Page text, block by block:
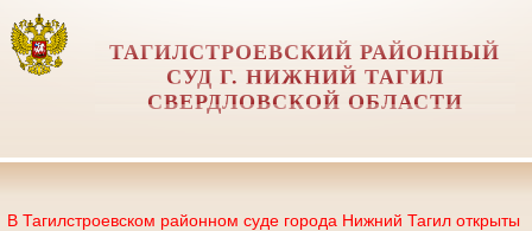
ТАГИЛСТРОЕВСКИЙ РАЙОННЫЙ
СУД Г. НИЖНИЙ ТАГИЛ
СВЕРДЛОВСКОЙ ОБЛАСТИ
В Тагилстроевском районном суде города Нижний Тагил открыты